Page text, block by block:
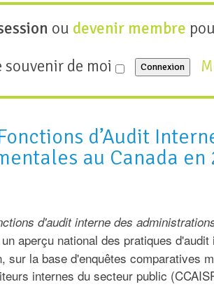
ou devenir membre
souvenir de moi
Connexion
d’Audit
au Canada en
d'audit interne des
aperçu national des pratiques
sur la base d'enquêtes comparatives
internes du secteur public